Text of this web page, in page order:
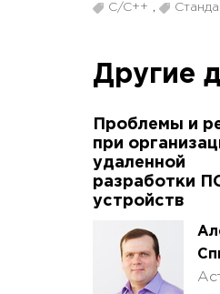
C/C++ ,
Другие
Проблемы и
при
удаленной
разработки
устройств